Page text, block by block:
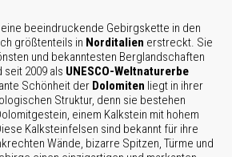
beeindruckende Gebirgskette in den
größtenteils in Norditalien erstreckt. Sie
und bekanntesten Berglandschaften
2009 als UNESCO-Weltnaturerbe
Schönheit der Dolomiten liegt in ihrer
Struktur, denn sie bestehen
einem Kalkstein mit hohem
Kalksteinfelsen sind bekannt für ihre
Wände, bizarre Spitzen, Türme und